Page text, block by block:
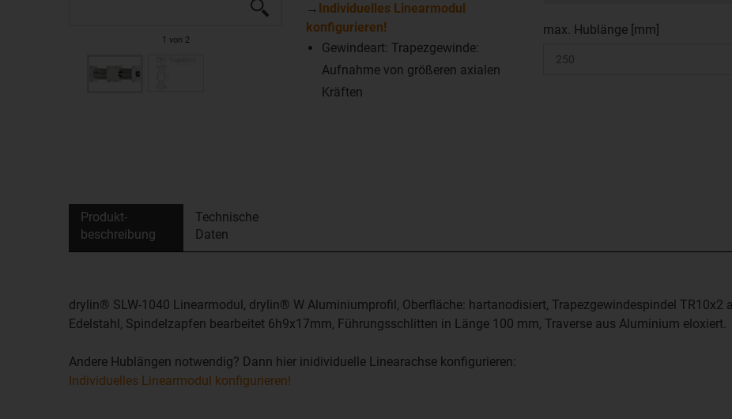
1 von 2
→ Individuelles Linearmodul
konfigurieren!
Gewindeart: Trapezgewinde:
Aufnahme von größeren axialen
Kräften
max. Hublänge [mm]
Produkt­
beschreibung
Technische
Daten
drylin® SLW-1040 Linearmodul, drylin® W Aluminiumprofil, Oberfläche: hartanodisiert, Trapezgewindespindel TR10x2
Edelstahl, Spindelzapfen bearbeitet 6h9x17mm, Führungsschlitten in Länge 100 mm, Traverse aus Aluminium eloxiert.
Andere Hublängen notwendig? Dann hier inidividuelle Linearachse konfigurieren:
Individuelles Linearmodul konfigurieren!